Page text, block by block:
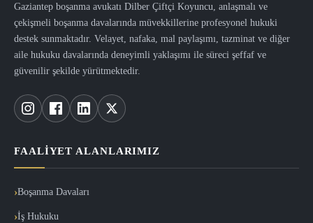
Gaziantep boşanma avukatı Dilber Çiftçi Koyuncu, anlaşmalı ve
çekişmeli boşanma davalarında müvekkillerine profesyonel hukuki
destek sunmaktadır. Velayet, nafaka, mal paylaşımı, tazminat ve diğer
aile hukuku davalarında deneyimli yaklaşımı ile süreci şeffaf ve
güvenilir şekilde yürütmektedir.
FAALIYET ALANLARIMIZ
Boşanma Davaları
İş Hukuku